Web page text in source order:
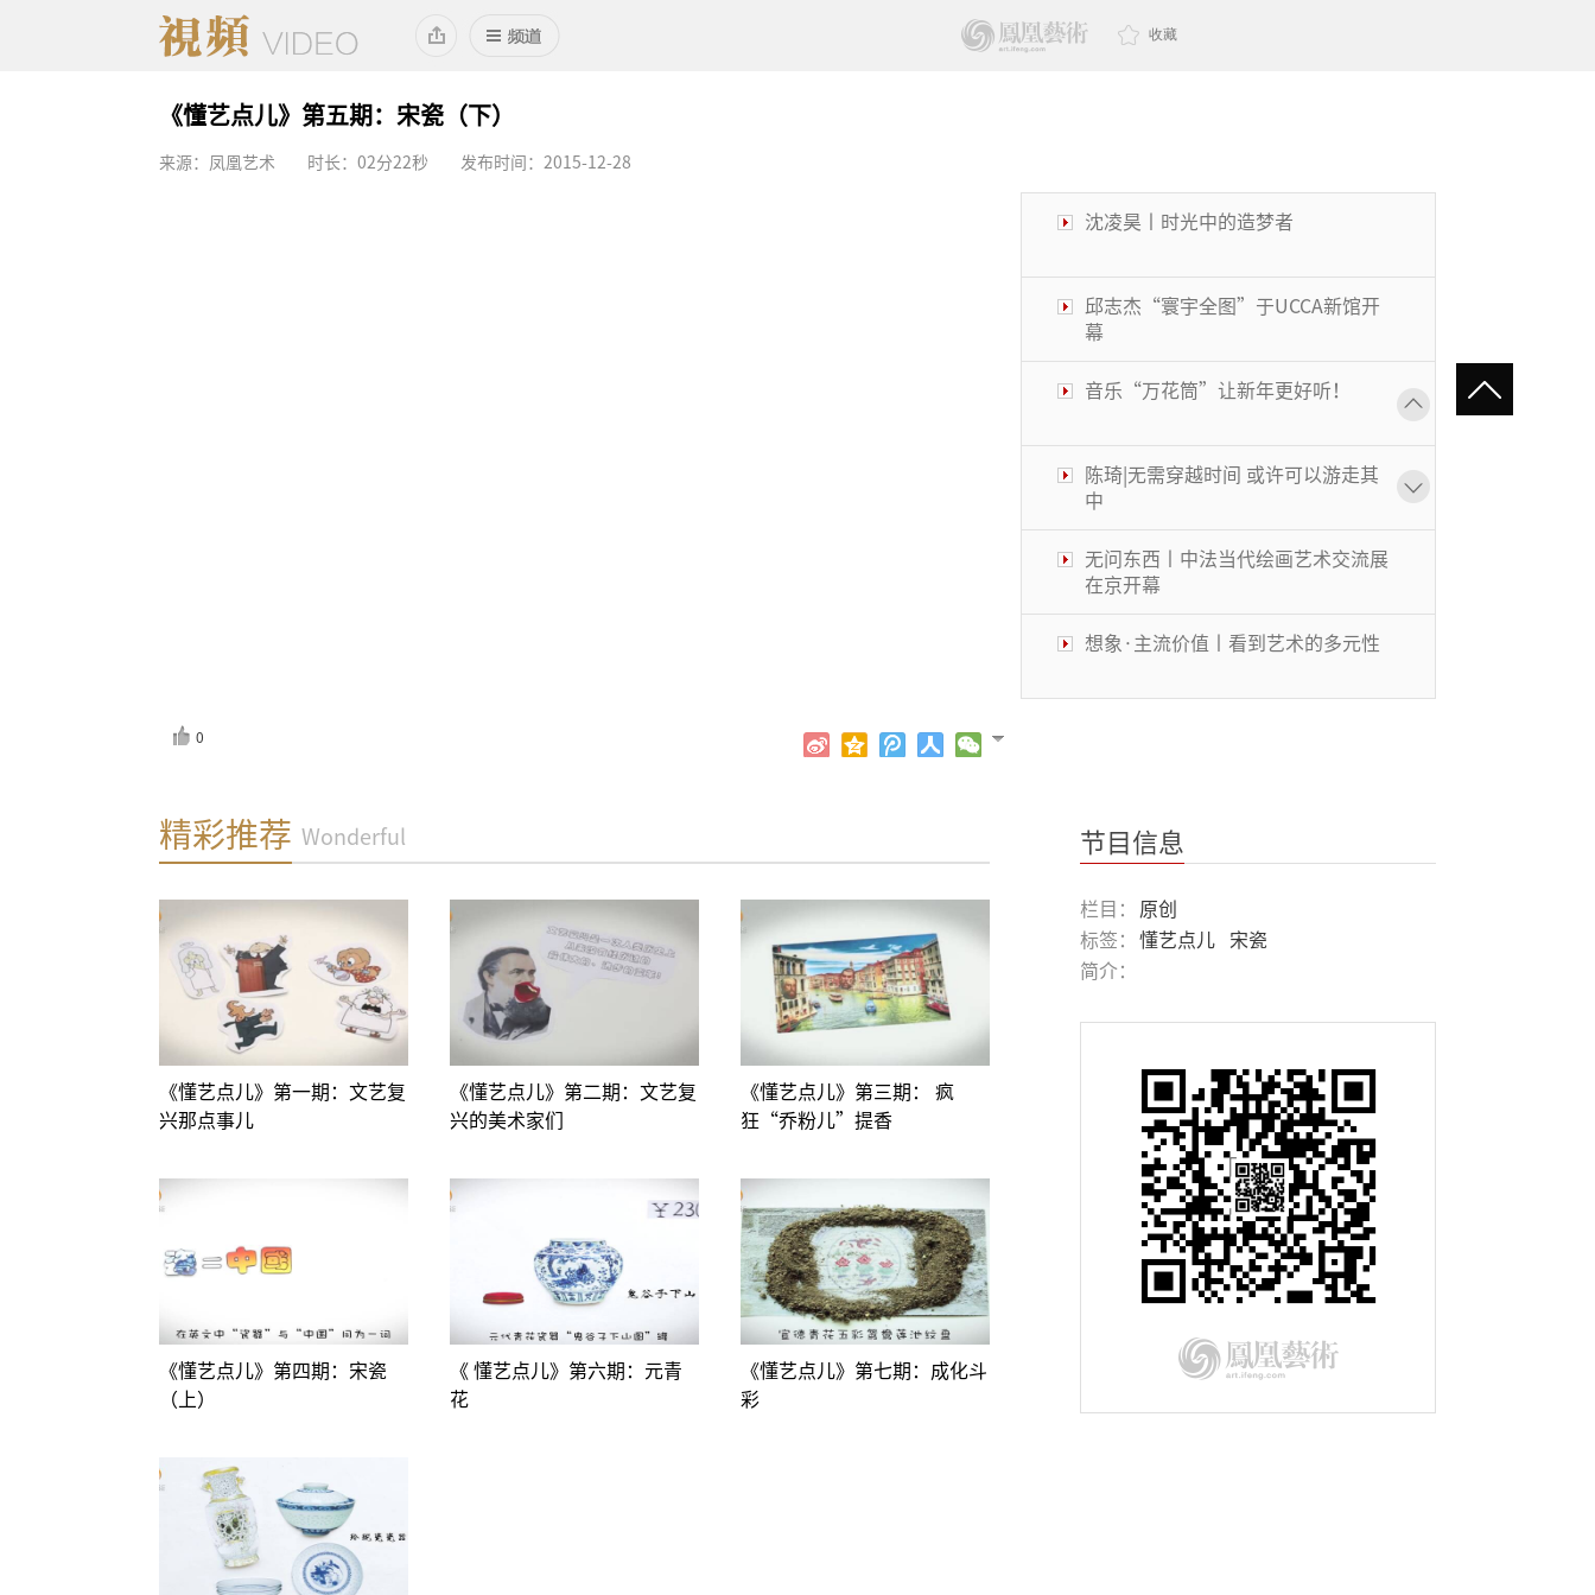
收藏
《懂艺点儿》第五期：宋瓷（下）
来源：凤凰艺术 时长：02分22秒 发布时间：2015-12-28
沈凌昊丨时光中的造梦者
邱志杰“寰宇全图”于UCCA新馆开
幕
音乐“万花筒”让新年更好听！
陈琦|无需穿越时间 或许可以游走其
中
无问东西丨中法当代绘画艺术交流展
在京开幕
想象·主流价值丨看到艺术的多元性
代艺术的碰撞
风景画展丨穿越大洋的艺术
鉴往知来丨华人教育名家共话“大艺
艺术翻转地方经济：日本「濑户内国
际艺术节」
墨韵语丝有知音丨《金耀基教授书法
及文献收藏展》在京开幕
圳“琵鹭杯”隆重举行
0
精彩推荐 Wonderful
《懂艺点儿》第一期：文艺复
兴那点事儿
《懂艺点儿》第二期：文艺复
兴的美术家们
《懂艺点儿》第三期： 疯
狂“乔粉儿”提香
《懂艺点儿》第四期：宋瓷
（上）
《 懂艺点儿》第六期：元青
花
《懂艺点儿》第七期：成化斗
彩
节目信息
栏目：
原创
标签：
懂艺点儿
宋瓷
简介：